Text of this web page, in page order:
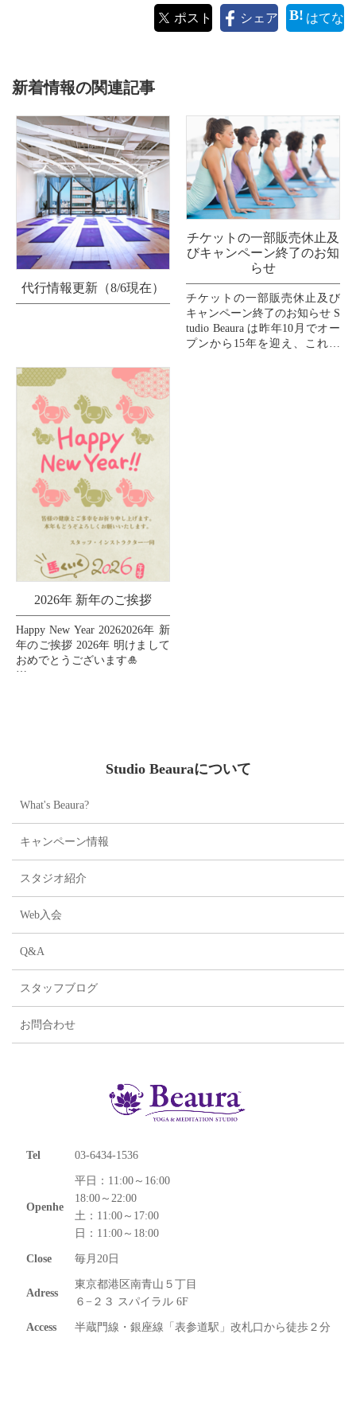
ポスト シェア はてな
新着情報の関連記事
代行情報更新（8/6現在）
チケットの一部販売休止及
びキャンペーン終了のお知
らせ
チケットの一部販売休止及び
キャンペーン終了のお知らせ S
tudio Beaura は昨年10月でオー
プンから15年を迎え、これま
2026年 新年のご挨拶
Happy New Year 20262026年 新
年のご挨拶 2026年 明けまして
おめでとうございます🎍
Studio Beauraについて
What's Beaura?
キャンペーン情報
スタジオ紹介
Web入会
Q&A
スタッフブログ
お問合わせ
Tel 03-6434-1536
Openhe
平日：11:00～16:00
18:00～22:00
土：11:00～17:00
日：11:00～18:00
Close 毎月20日
Adress
東京都港区南青山５丁目
６−２３ スパイラル 6F
Access 半蔵門線・銀座線「表参道駅」改札口から徒歩２分